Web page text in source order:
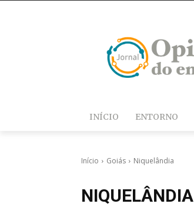
INÍCIO ENTORNO
Início Goiás Niquelândia
NIQUELÂNDIA